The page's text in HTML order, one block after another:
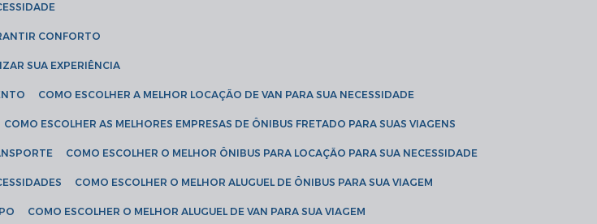
CONFORTO
SUA EXPERIÊNCIA
COMO ESCOLHER A MELHOR LOCAÇÃO DE VAN PARA SUA NECESSIDADE
COMO ESCOLHER AS MELHORES EMPRESAS DE ÔNIBUS FRETADO PARA SUAS VIAGENS
COMO ESCOLHER O MELHOR ÔNIBUS PARA LOCAÇÃO PARA SUA NECESSIDADE
COMO ESCOLHER O MELHOR ALUGUEL DE ÔNIBUS PARA SUA VIAGEM
COMO ESCOLHER O MELHOR ALUGUEL DE VAN PARA SUA VIAGEM